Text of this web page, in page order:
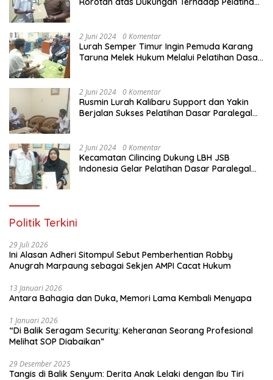
2 Juni 2024 0 Komentar
Lurah Semper Timur Ingin Pemuda Karang
Taruna Melek Hukum Melalui Pelatihan Dasar
2 Juni 2024 0 Komentar
Rusmin Lurah Kalibaru Support dan Yakin
Berjalan Sukses Pelatihan Dasar Paralegal
2 Juni 2024 0 Komentar
Kecamatan Cilincing Dukung LBH JSB
Indonesia Gelar Pelatihan Dasar Paralegal
Politik Terkini
29 Juli 2026
Ini Alasan Adheri Sitompul Sebut Pemberhentian Robby
Anugrah Marpaung sebagai Sekjen AMPI Cacat Hukum
13 Januari 2026
Antara Bahagia dan Duka, Memori Lama Kembali Menyapa
1 Januari 2026
“Di Balik Seragam Security: Keheranan Seorang Profesional
Melihat SOP Diabaikan”
29 Desember 2025
Tangis di Balik Senyum: Derita Anak Lelaki dengan Ibu Tiri